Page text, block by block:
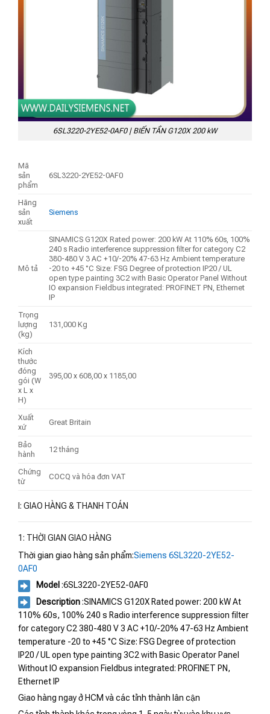
6SL3220-2YE52-0AF0 | BIẾN TẦN G120X 200 kW
Mã
sản
phẩm
6SL3220-2YE52-0AF0
Hãng
sản
xuất
Siemens
Mô tả
SINAMICS G120X Rated power: 200 kW At 110% 60s, 100%
240 s Radio interference suppression filter for category C2
380-480 V 3 AC +10/-20% 47-63 Hz Ambient temperature
-20 to +45 °C Size: FSG Degree of protection IP20 / UL
open type painting 3C2 with Basic Operator Panel Without
IO expansion Fieldbus integrated: PROFINET PN, Ethernet
IP
Trọng
lượng
(kg)
131,000 Kg
Kích
thước
đóng
gói (W
x L x
H)
395,00 x 608,00 x 1185,00
Xuất
xứ
Great Britain
Bảo
hành
12 tháng
Chứng
từ
COCQ và hóa đơn VAT
I: GIAO HÀNG & THANH TOÁN
1: THỜI GIAN GIAO HÀNG
Thời gian giao hàng sản phẩm:Siemens 6SL3220-2YE52-
0AF0
Model :6SL3220-2YE52-0AF0
Description:SINAMICS G120X Rated power: 200 kW At
110% 60s, 100% 240 s Radio interference suppression filter
for category C2 380-480 V 3 AC +10/-20% 47-63 Hz Ambient
temperature -20 to +45 °C Size: FSG Degree of protection
IP20 / UL open type painting 3C2 with Basic Operator Panel
Without IO expansion Fieldbus integrated: PROFINET PN,
Ethernet IP
Giao hàng ngay ở HCM và các tỉnh thành lân cận